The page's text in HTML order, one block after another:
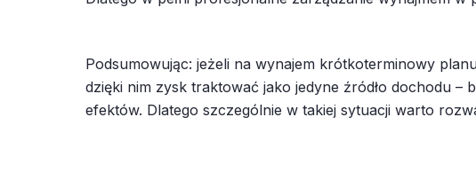
Podsumowując: jeżeli na wynajem krótkoterminowy
dzięki nim zysk traktować jako jedyne źródło dochodu
efektów. Dlatego szczególnie w takiej sytuacji warto